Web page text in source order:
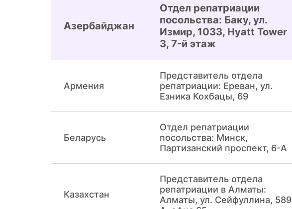
Азербайджан
Отдел репатриации
посольства: Баку, ул.
Измир, 1033, Hyatt Tower
3, 7-й этаж
Армения
Представитель отдела
репатриации: Ереван, ул.
Езника Кохбацы, 69
Беларусь
Отдел репатриации
посольства: Минск,
Партизанский проспект, 6-А
Казахстан
Представитель отдела
репатриации в Алматы:
Алматы, ул. Сейфуллина, 589